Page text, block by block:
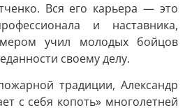
Вся его карьера — это
и наставника,
учил молодых бойцов
своему делу.
традиции, Александр
с себя копоть» многолетней